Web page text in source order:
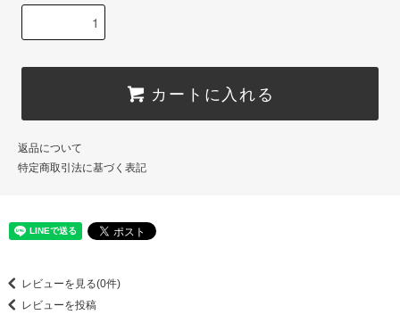
カートに入れる
返品について
特定商取引法に基づく表記
レビューを見る(0件)
レビューを投稿